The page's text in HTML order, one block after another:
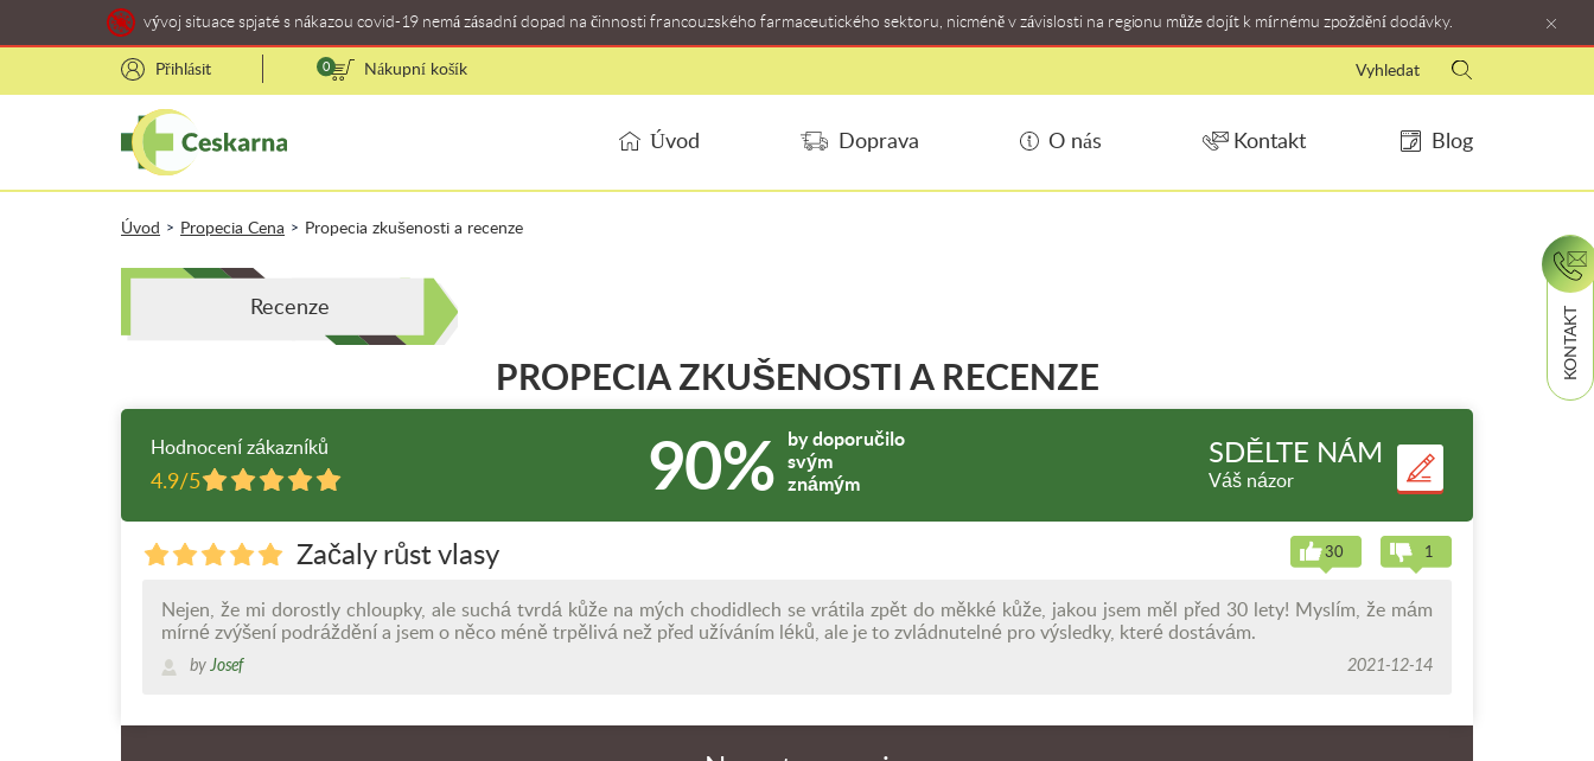
vývoj situace spjaté s nákazou covid-19 nemá zásadní dopad na činnosti francouzského farmaceutického sektoru, nicméně v závislosti na regionu může dojít k mírnému zpoždění dodávky.
KONTAKT
Přihlásit 0 Nákupní košík
Úvod Doprava O nás Kontakt Blog
Úvod > Propecia Cena > Propecia zkušenosti a recenze
Recenze
PROPECIA ZKUŠENOSTI A RECENZE
Hodnocení zákazníků
4.9/5 90%
by doporučilo
svým
známým
SDĚLTE NÁM
Váš názor
Začaly růst vlasy 30 1
Nejen, že mi dorostly chloupky, ale suchá tvrdá kůže na mých chodidlech se vrátila zpět do měkké kůže, jakou jsem měl před 30 lety! Myslím, že mám
mírné zvýšení podráždění a jsem o něco méně trpělivá než před užíváním léků, ale je to zvládnutelné pro výsledky, které dostávám.
byJosef 2021-12-14